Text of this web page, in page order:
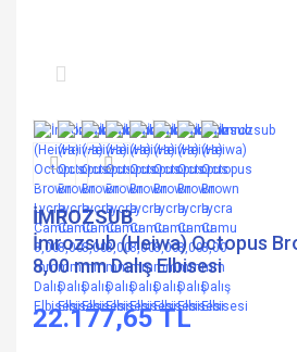
İMROZSUB
İmrozsub (Heiwa) Octopus
8,00 mm Dalış Elbisesi
22.177,65 TL